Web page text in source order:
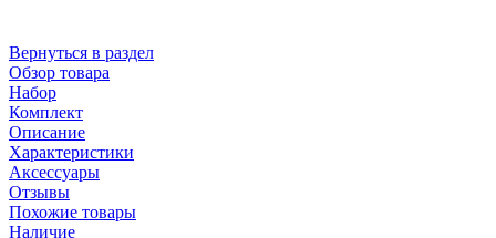
Вернуться в раздел
Обзор товара
Набор
Комплект
Описание
Характеристики
Аксессуары
Отзывы
Похожие товары
Наличие